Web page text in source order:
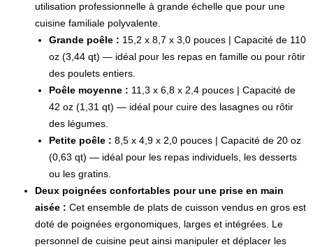
utilisation professionnelle à grande échelle que pour une
cuisine familiale polyvalente.
Grande poêle : 15,2 x 8,7 x 3,0 pouces | Capacité de 110
oz (3,44 qt) — idéal pour les repas en famille ou pour rôtir
des poulets entiers.
Poêle moyenne : 11,3 x 6,8 x 2,4 pouces | Capacité de
42 oz (1,31 qt) — idéal pour cuire des lasagnes ou rôtir
des légumes.
Petite poêle : 8,5 x 4,9 x 2,0 pouces | Capacité de 20 oz
(0,63 qt) — idéal pour les repas individuels, les desserts
ou les gratins.
Deux poignées confortables pour une prise en main
aisée : Cet ensemble de plats de cuisson vendus en gros est
doté de poignées ergonomiques, larges et intégrées. Le
personnel de cuisine peut ainsi manipuler et déplacer les